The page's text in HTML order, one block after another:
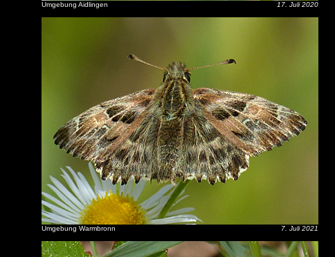
Umgebung Aidlingen 17. Juli 2020
Umgebung Warmbronn 7. Juli 2021